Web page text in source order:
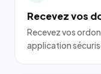
Recevez vos
Recevez vos
application